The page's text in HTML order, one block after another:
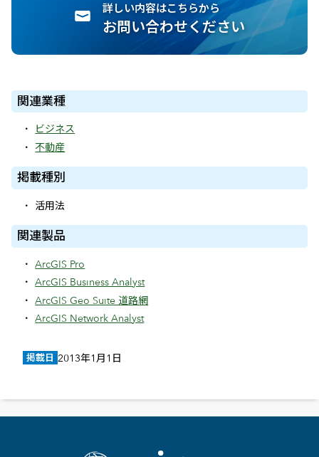
詳しい内容はこちらから
お問い合わせください
関連業種
ビジネス
不動産
掲載種別
活用法
関連製品
ArcGIS Pro
ArcGIS Business Analyst
ArcGIS Geo Suite 道路網
ArcGIS Network Analyst
掲載日 2013年1月1日